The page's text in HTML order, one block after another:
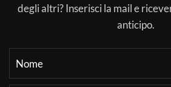
degli altri? Inserisci la mail e
anticipo.